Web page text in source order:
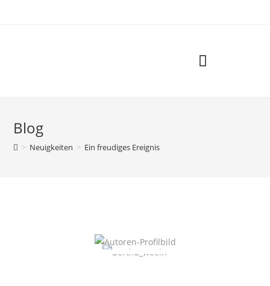
Blog
> Neuigkeiten > Ein freudiges Ereignis